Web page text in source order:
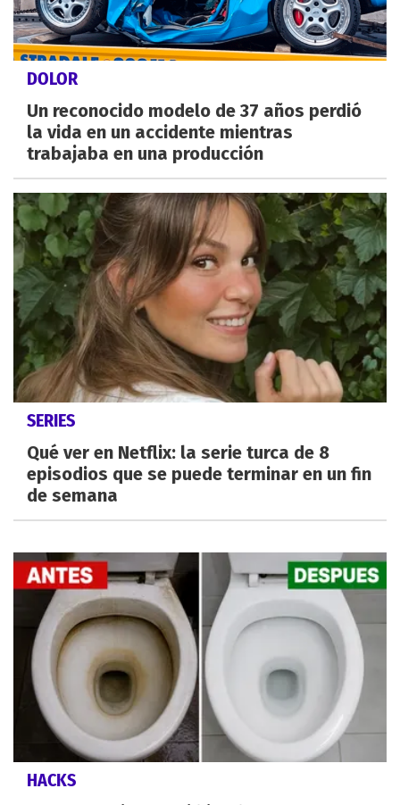
DOLOR
Un reconocido modelo de 37 años perdió
la vida en un accidente mientras
trabajaba en una producción
SERIES
Qué ver en Netflix: la serie turca de 8
episodios que se puede terminar en un fin
de semana
HACKS